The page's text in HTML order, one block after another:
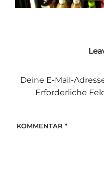
Deine E-Mail-
Erforderliche
KOMMENTAR *